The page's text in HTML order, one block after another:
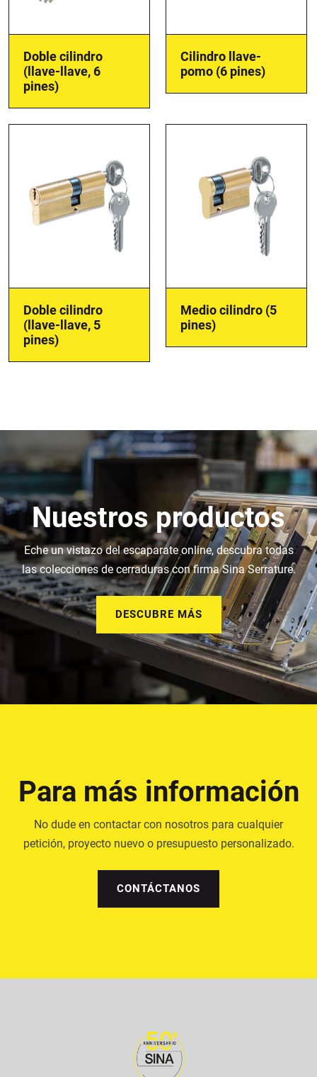
Doble cilindro
(llave-llave, 6
pines)
Cilindro llave-
pomo (6 pines)
Doble cilindro
(llave-llave, 5
pines)
Medio cilindro (5
pines)
Nuestros productos
Eche un vistazo del escaparate online, descubra todas
las colecciones de cerraduras con firma Sina Serrature.
DESCUBRE MÁS
Para más información
No dude en contactar con nosotros para cualquier
petición, proyecto nuevo o presupuesto personalizado.
CONTÁCTANOS